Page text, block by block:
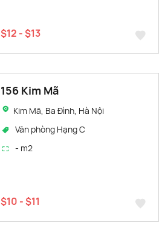
$12 - $13
156 Kim Mã
Kim Mã, Ba Đình, Hà Nội
Văn phòng Hạng C
- m2
$10 - $11